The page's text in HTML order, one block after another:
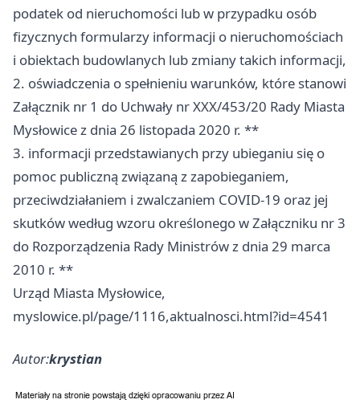
podatek od nieruchomości lub w przypadku osób
fizycznych formularzy informacji o nieruchomościach
i obiektach budowlanych lub zmiany takich informacji,
2. oświadczenia o spełnieniu warunków, które stanowi
Załącznik nr 1 do Uchwały nr XXX/453/20 Rady Miasta
Mysłowicez dnia 26 listopada 2020 r. **
3. informacji przedstawianych przy ubieganiu się o
pomoc publiczną związaną z zapobieganiem,
przeciwdziałaniem i zwalczaniem COVID-19 oraz jej
skutków według wzoru określonego w Załączniku nr 3
do Rozporządzenia Rady Ministrów z dnia 29 marca
2010 r. **
Urząd Miasta Mysłowice,
myslowice.pl/page/1116,aktualnosci.html?id=4541
Autor:krystian